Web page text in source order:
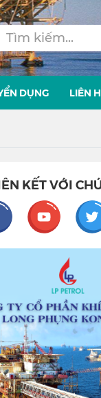
DỤNG LIÊN
KẾT VỚI
Facebook